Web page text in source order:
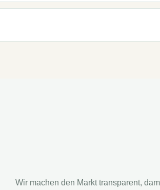
Wir machen den Markt transparent,